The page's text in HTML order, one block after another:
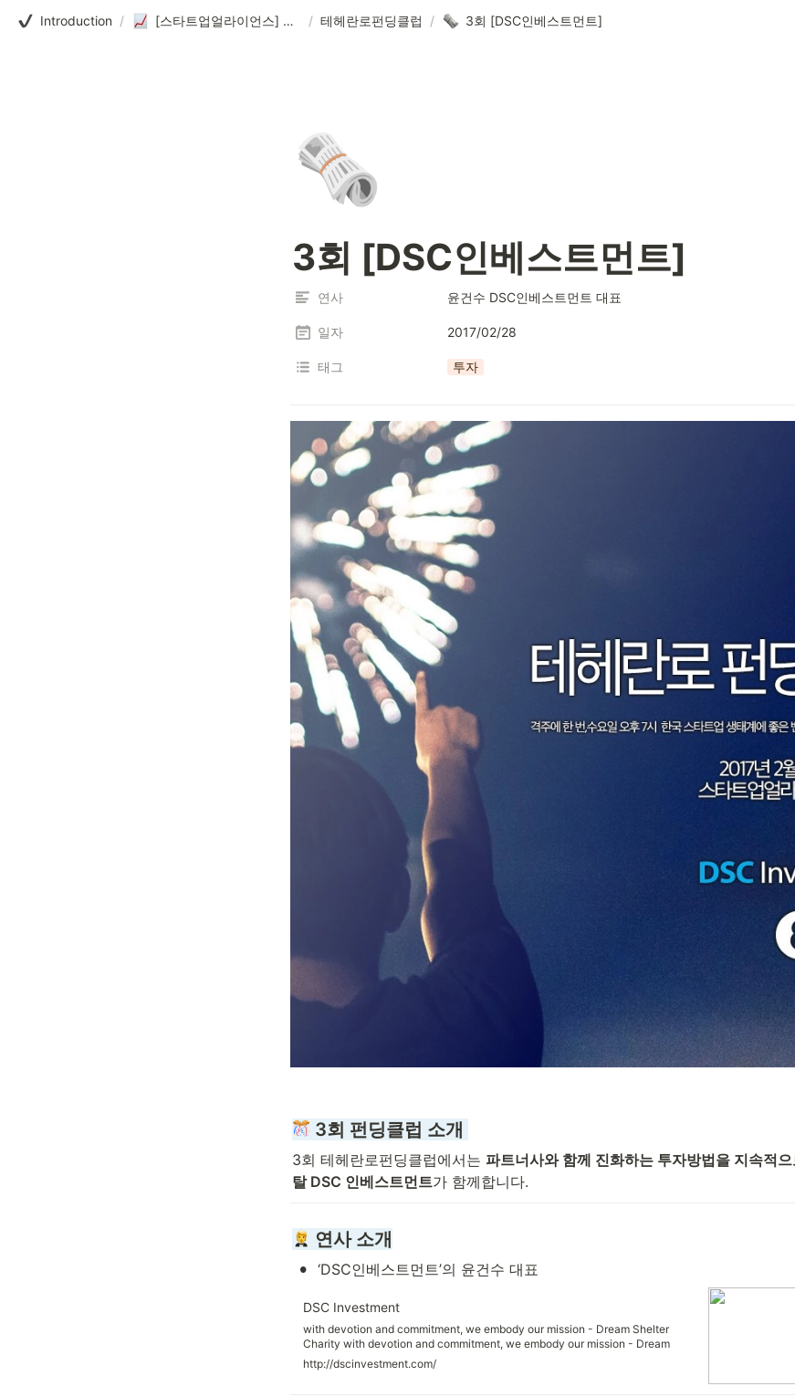
Introduction / [스타트업얼라이언스] 테헤란로펀딩클럽 / 테헤란로펀딩클럽 / 3회 [DSC인베스트먼트]
🗞️
3회 [DSC인베스트먼트]
연사 윤건수 DSC인베스트먼트 대표
일자 2017/02/28
태그 투자
3회 펀딩클럽 소개
3회 테헤란로펀딩클럽에서는 파트너사와 함께 진화하는 투자방법을 지속적
탈 DSC 인베스트먼트가 함께합니다.
연사 소개
• ‘DSC인베스트먼트’의 윤건수 대표
DSC Investment
with devotion and commitment, we embody our mission - Dream Shelter
Charity with devotion and commitment, we embody our mission - Dream
Shelter Charity with devotion and commitment, we embody our mission -
Dream Shelter Charity What We Do DSC는 패러다임을 이끌 혁신적인 기업가들
http://dscinvestment.com/